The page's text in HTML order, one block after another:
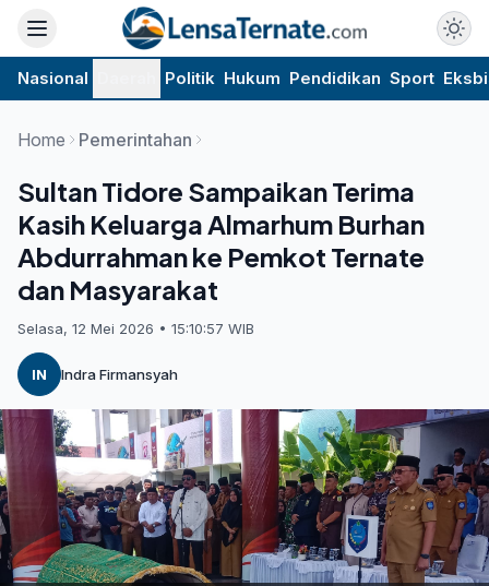
Nasional Politik Hukum Pendidikan Sport
Home Pemerintahan
Sultan Tidore Sampaikan Terima
Kasih Keluarga Almarhum Burhan
Abdurrahman ke Pemkot Ternate
dan Masyarakat
Selasa, 12 Mei 2026 • 15:10:57 WIB
IN Indra Firmansyah